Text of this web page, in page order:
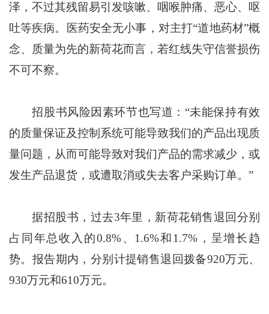
泽，不过其残留易引发咳嗽、咽喉肿痛、恶心、呕
吐等疾病。医药安全无小事，对主打“道地药材”概
念、质量为先的新荷花而言，若红线失守信誉损伤
不可不察。
招股书风险因素环节也写道：“未能保持有效
的质量保证及控制系统可能导致我们的产品出现质
量问题，从而可能导致对我们产品的需求减少，或
发生产品退货，或遭取消或失去客户采购订单。”
据招股书，过去3年里，新荷花销售退回分别
占同年总收入的0.8%、1.6%和1.7%，呈增长趋
势。报告期内，分别计提销售退回拨备920万元、
930万元和610万元。